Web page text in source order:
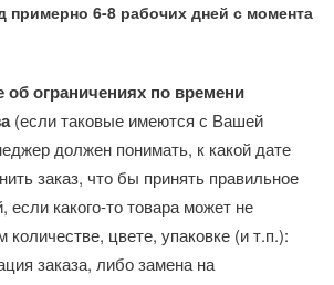
примерно 6-8 рабочих дней с момента
об ограничениях по времени
(если таковые имеются с Вашей
должен понимать, к какой дате
заказ, что бы принять правильное
если какого-то товара может не
количестве, цвете, упаковке (и т.п.):
заказа, либо замена на